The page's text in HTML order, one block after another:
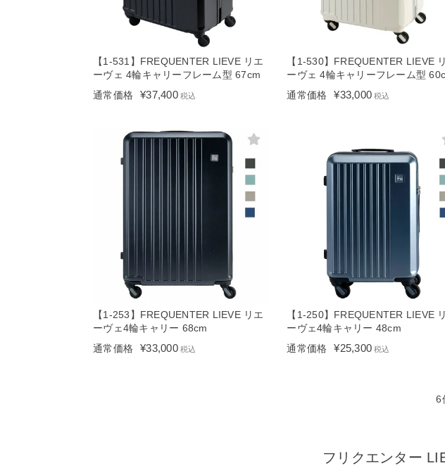
【1-531】FREQUENTER LIEVE リエ
ーヴェ 4輪キャリーフレーム型 67cm
通常価格
¥37,400 税込
【1-530】FREQUENTER LIEVE
ーヴェ 4輪キャリーフレーム型
通常価格
¥33,000 税込
【1-253】FREQUENTER LIEVE リエ
ーヴェ4輪キャリー 68cm
通常価格
¥33,000 税込
【1-250】FREQUENTER LIEVE
ーヴェ4輪キャリー 48cm
通常価格
¥25,300 税込
6
フリクエンター